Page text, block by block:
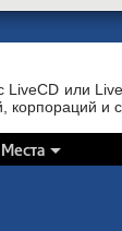
LiveCD или
корпораций